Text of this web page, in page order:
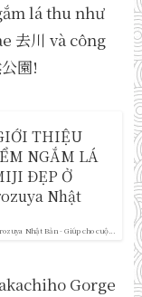
lá thu như
去川 và công
園!
Nhật Bản - Giúp cho cuộ...
THIỆU
NGẮM LÁ
ĐẸP Ở
Nhật
Gorge